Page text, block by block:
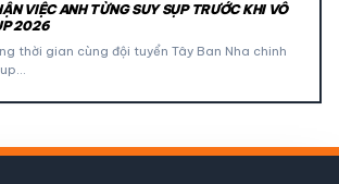
VIỆC ANH TỪNG SUY SỤP TRƯỚC KHI VÔ
2026
thời gian cùng đội tuyển Tây Ban Nha chinh